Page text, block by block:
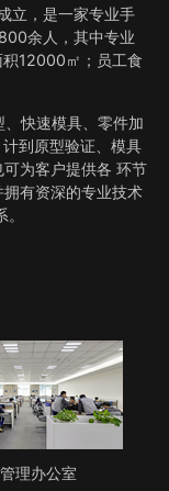
立，是一家专业手
余人，其中专业
12000㎡；员工食
快速模具、零件加
到原型验证、模具
为客户提供各 环节
有资深的专业技术
理办公室